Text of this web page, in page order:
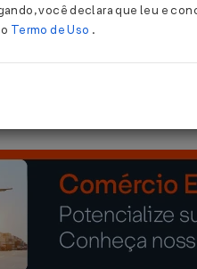
a conceder isenção do
você declara que leu e
Termo de Uso .